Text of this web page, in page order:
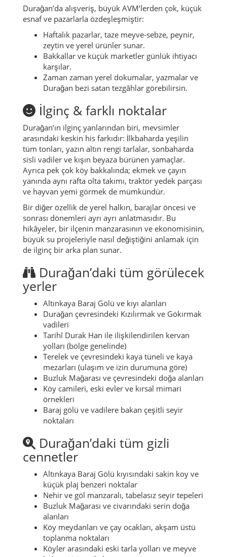
Durağan’da alışveriş, büyük AVM’lerden çok, küçük
esnaf ve pazarlarla özdeşleşmiştir:
Haftalık pazarlar, taze meyve-sebze, peynir,
zeytin ve yerel ürünler sunar.
Bakkallar ve küçük marketler günlük ihtiyacı
karşılar.
Zaman zaman yerel dokumalar, yazmalar ve
Durağan bezi satan tezgâhlar görebilirsin.
İlginç & farklı noktalar
Durağan’ın ilginç yanlarından biri, mevsimler
arasındaki keskin his farkıdır: İlkbaharda yeşilin
tüm tonları, yazın altın rengi tarlalar, sonbaharda
sisli vadiler ve kışın beyaza bürünen yamaçlar.
Ayrıca pek çok köy bakkalında; ekmek ve çayın
yanında aynı rafta olta takımı, traktör yedek parçası
ve hayvan yemi görmek de mümkündür.
Bir diğer özellik de yerel halkın, barajlar öncesi ve
sonrası dönemleri ayrı ayrı anlatmasıdır. Bu
hikâyeler, bir ilçenin manzarasının ve ekonomisinin,
büyük su projeleriyle nasıl değiştiğini anlamak için
de ilginç bir arka plan sunar.
Durağan’daki tüm görülecek
yerler
Altınkaya Baraj Gölü ve kıyı alanları
Durağan çevresindeki Kızılırmak ve Gökırmak
vadileri
Tarihî Durak Han ile ilişkilendirilen kervan
yolları (bölge genelinde)
Terelek ve çevresindeki kaya tüneli ve kaya
mezarları (ulaşım ve izin durumuna göre)
Buzluk Mağarası ve çevresindeki doğa alanları
Köy camileri, eski evler ve kırsal mimari
örnekleri
Baraj gölü ve vadilere bakan çeşitli seyir
noktaları
Durağan’daki tüm gizli
cennetler
Altınkaya Baraj Gölü kıyısındaki sakin koy ve
küçük plaj benzeri noktalar
Nehir ve göl manzaralı, tabelasız seyir tepeleri
Buzluk Mağarası ve civarındaki serin doğa
alanları
Köy meydanları ve çay ocakları, akşam üstü
toplanma noktaları
Köyler arasındaki eski tarla yolları ve meyve